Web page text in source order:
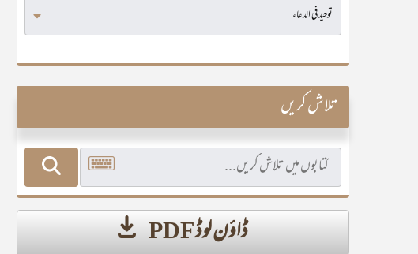
تلاش کریں
ڈاؤن لوڈ PDF